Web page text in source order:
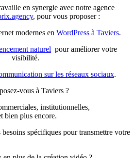
en synergie avec notre agence
, pour vous proposer :
modernes en WordPress à Taviers.
naturel pour améliorer votre
visibilité.
sur les réseaux sociaux.
vous à Taviers ?
institutionnelles,
bien plus encore.
spécifiques pour transmettre votre